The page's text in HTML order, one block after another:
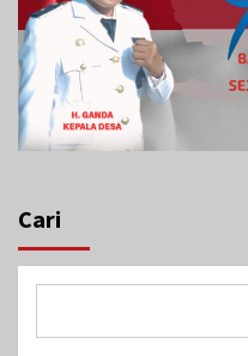
Cari